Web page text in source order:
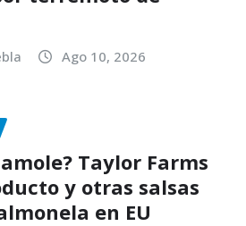
Ago 10, 2026
Taylor Farms
y otras salsas
en EU